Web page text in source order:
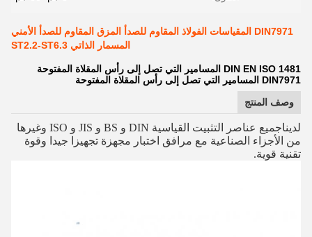
DIN7971 المقياسات الفولاذ المقاوم للصدأ المزق المقاوم للصدأ الأمني
المسمار الذاتي ST2.2-ST6.3
DIN EN ISO 1481 المسامير التي تصل إلى رأس المقلاة المفتوحة
DIN7971 المسامير التي تصل إلى رأس المقلاة المفتوحة
وصف المنتج
لدينا
جميع عناصر التثبيت القياسية DIN و BS و JIS و ISO وغيرها
من الأجزاء الصناعية مع مرافق اختبار مجهزة تجهيزا جيدا وقوة
تقنية قوية.